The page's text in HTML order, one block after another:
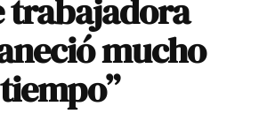
trabajadora
mucho
tiempo”